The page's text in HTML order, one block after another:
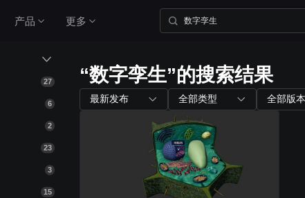
产品
套产品矩阵，实
产品到服务的一
内置组件
图表组件
200+ 主流图表全支持
三维孪生
更多
27
6
2
23
3
15
“数字孪生”的搜索结果
最新发布 全部类型 全部版本